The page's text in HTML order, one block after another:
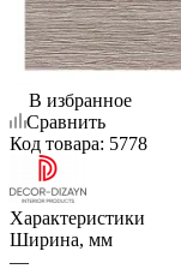
В избранное
Сравнить
Код товара: 5778
Характеристики
Ширина, мм
—